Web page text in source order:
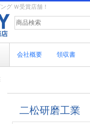
グ Ｗ受賞店舗！
会社概要 領収書
二松研磨工業